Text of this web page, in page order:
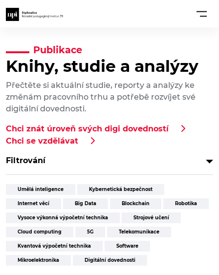
Publikace
Knihy, studie a analýzy
Přečtěte si aktuální studie, reporty a analýzy ke
změnám pracovního trhu a potřebě rozvíjet své
digitální dovednosti.
Chci znát úroveň svých digi dovedností
Chci se vzdělávat
Filtrování
Umělá inteligence Kybernetická bezpečnost
Internet věcí Big Data Blockchain Robotika
Vysoce výkonná výpočetní technika Strojové učení
Cloud computing 5G Telekomunikace
Kvantová výpočetní technika Software
Mikroelektronika Digitální dovednosti